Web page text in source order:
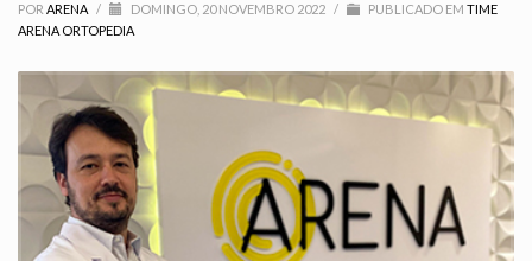
POR ARENA / DOMINGO, 20 NOVEMBRO 2022 / PUBLICADO EM TIME
ARENA ORTOPEDIA